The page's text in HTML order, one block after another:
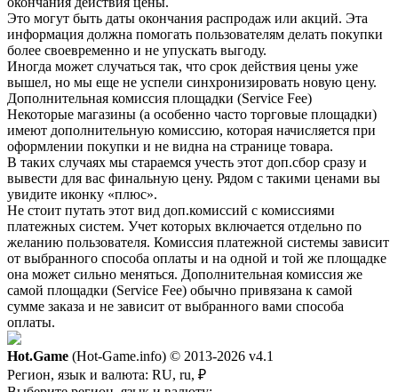
Это могут быть даты окончания распродаж или акций. Эта
информация должна помогать пользователям делать покупки
более своевременно и не упускать выгоду.
Иногда может случаться так, что срок действия цены уже
вышел, но мы еще не успели синхронизировать новую цену.
Дополнительная комиссия площадки (Service Fee)
Некоторые магазины (а особенно часто торговые площадки)
имеют дополнительную комиссию, которая начисляется при
оформлении покупки и не видна на странице товара.
В таких случаях мы стараемся учесть этот доп.сбор сразу и
вывести для вас финальную цену. Рядом с такими ценами вы
увидите иконку «плюс».
Не стоит путать этот вид доп.комиссий с комиссиями
платежных систем. Учет которых включается отдельно по
желанию пользователя. Комиссия платежной системы зависит
от выбранного способа оплаты и на одной и той же площадке
она может сильно меняться. Дополнительная комиссия же
самой площадки (Service Fee) обычно привязана к самой
сумме заказа и не зависит от выбранного вами способа
оплаты.
Hot.Game (Hot-Game.info) © 2013-2026 v4.1
Регион, язык и валюта: RU, ru, ₽